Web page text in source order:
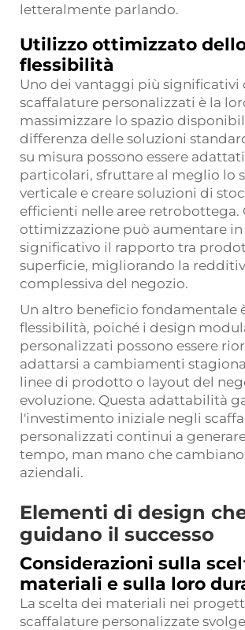
letteralmente parlando.
Utilizzo ottimizzato
flessibilità
Uno dei vantaggi più significativi
scaffalature personalizzati è la
massimizzare lo spazio
differenza delle soluzioni
su misura possono essere
particolari, sfruttare al meglio lo
verticale e creare soluzioni di
efficienti nelle aree retrobottega.
ottimizzazione può aumentare
significativo il rapporto tra
superficie, migliorando la
complessiva del negozio.
Un altro beneficio fondamentale
flessibilità, poiché i design
personalizzati possono essere
adattarsi a cambiamenti
linee di prodotto o layout del
evoluzione. Questa adattabilità
l'investimento iniziale negli
personalizzati continui a
tempo, man mano che cambiano
aziendali.
Elementi di design
guidano il successo
Considerazioni sulla
materiali e sulla loro
La scelta dei materiali nei
scaffalature personalizzate